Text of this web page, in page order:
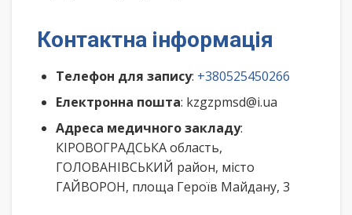
Контактна інформація
Телефон для запису: +380525450266
Електронна пошта: kzgzpmsd@i.ua
Адреса медичного закладу:
КІРОВОГРАДСЬКА область,
ГОЛОВАНІВСЬКИЙ район, місто
ГАЙВОРОН, площа Героїв Майдану, 3